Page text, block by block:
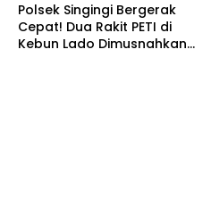
Polsek Singingi Bergerak
Cepat! Dua Rakit PETI di
Kebun Lado Dimusnahkan